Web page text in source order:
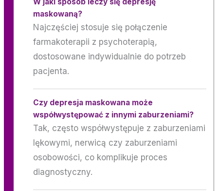
maskowaną?
Najczęściej stosuje się połączenie
farmakoterapii z psychoterapią,
dostosowane indywidualnie do potrzeb
pacjenta.
Czy depresja maskowana może
współwystępować z innymi zaburzeniami?
Tak, często współwystępuje z zaburzeniami
lękowymi, nerwicą czy zaburzeniami
osobowości, co komplikuje proces
diagnostyczny.